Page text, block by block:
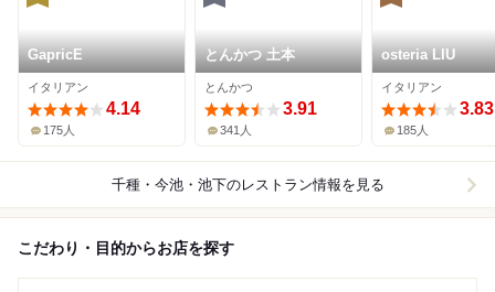
GapricE
イタリアン
4.14
175人
とんかつ 土本
とんかつ
3.91
341人
osteria LIU
イタリアン
3.83
185人
千種・今池・池下のレストラン情報を見る
こだわり・目的からお店を探す